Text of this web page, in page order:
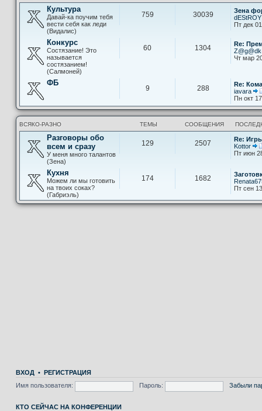
Культура
Давай-ка поучим тебя
вести себя как леди
(Видалис)
759 30039
Зена
dEStROY
Пт дек
Конкурс
Состязание! Это
называется
состязанием!
(Салмоней)
60 1304
Re:
Чт мар
ФБ
9 288
Re:
iavara
Пн окт
ВСЯКО-РАЗНО ТЕМЫ СООБЩЕНИЯ
Разговоры обо
всем и сразу
У меня много талантов
(Зена)
129 2507
Re:
Kottor
Пт июн
Кухня
Можем ли мы готовить
на твоих соках?
(Габриэль)
174 1682
Пт сен
ВХОД • РЕГИСТРАЦИЯ
Имя пользователя:
Пароль: Забыли
КТО СЕЙЧАС НА КОНФЕРЕНЦИИ